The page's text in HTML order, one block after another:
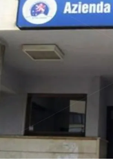
CULTURA
ECONOMIA E LAVORO
EVENTI
SPORT
Streaming
LAC TV